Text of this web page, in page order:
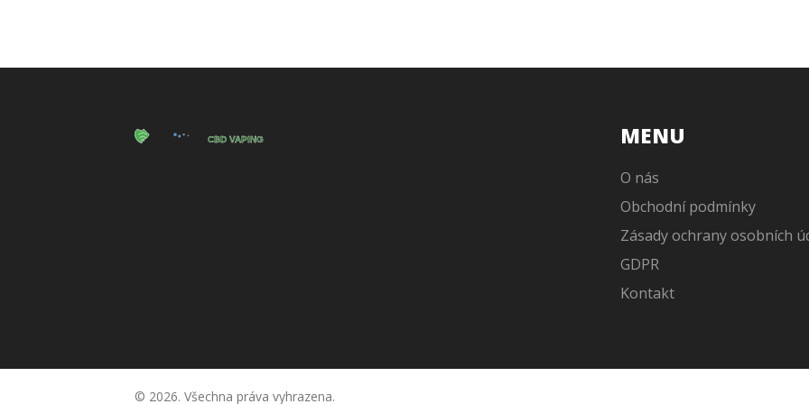
MENU
O nás
Obchodní podmínky
Zásady ochrany osobních
GDPR
Kontakt
© 2026. Všechna práva vyhrazena.